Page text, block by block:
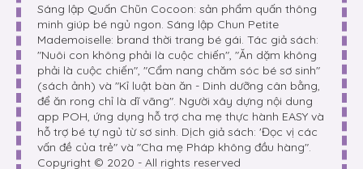
Sáng lập Quấn Chũn Cocoon: sản phẩm quấn thông
minh giúp bé ngủ ngon. Sáng lập Chun Petite
Mademoiselle: brand thời trang bé gái. Tác giả sách:
"Nuôi con không phải là cuộc chiến", "Ăn dặm không
phải là cuộc chiến", "Cẩm nang chăm sóc bé sơ sinh"
(sách ảnh) và "Kỉ luật bàn ăn - Dinh dưỡng cân bằng,
để ăn rong chỉ là dĩ vãng". Người xây dựng nội dung
app POH, ứng dụng hỗ trợ cha mẹ thực hành EASY và
hỗ trợ bé tự ngủ từ sơ sinh. Dịch giả sách: 'Đọc vị các
vấn đề của trẻ" và "Cha mẹ Pháp không đầu hàng".
Copyright © 2020 - All rights reserved